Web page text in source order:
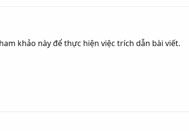
khảo này để thực hiện việc trích dẫn bài viết.